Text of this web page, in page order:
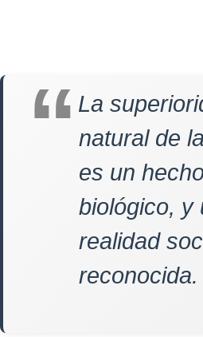
La
natural de
es un
biológico, y
realidad
reconocida.